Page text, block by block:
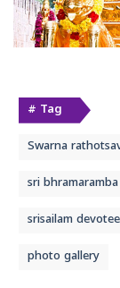
# Tag
Swarna
sri
srisailam
photo gallery